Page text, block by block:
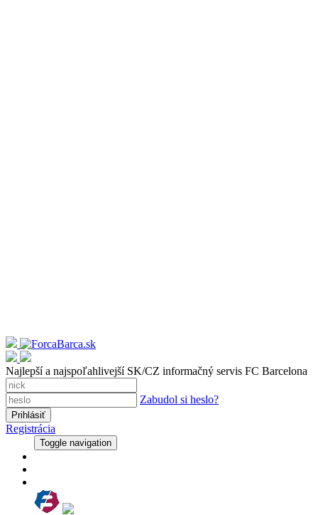
Najlepší a najspoľahlivejší SK/CZ informačný servis FC Barcelona
Zabudol si heslo?
Registrácia
Toggle navigation